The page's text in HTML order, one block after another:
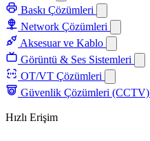
Baskı Çözümleri
Network Çözümleri
Aksesuar ve Kablo
Görüntü & Ses Sistemleri
OT/VT Çözümleri
Güvenlik Çözümleri (CCTV)
Hızlı Erişim